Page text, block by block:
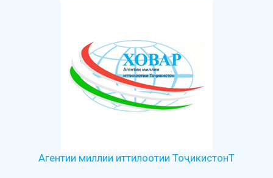
Агентии миллии иттилоотии ТоҷикистонТ